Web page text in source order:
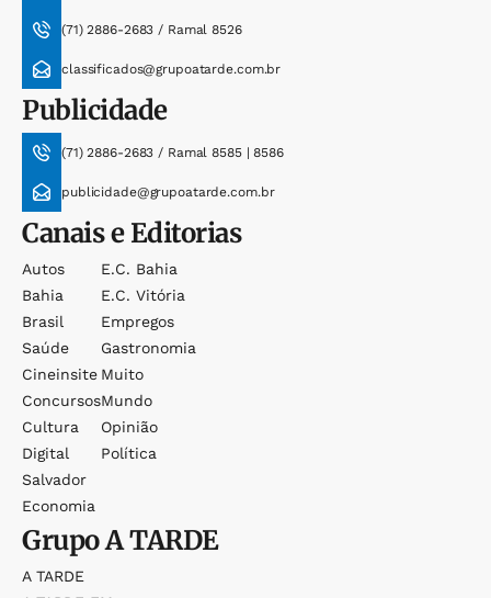
(71) 2886-2683 / Ramal 8526
classificados@grupoatarde.com.br
Publicidade
(71) 2886-2683 / Ramal 8585 | 8586
publicidade@grupoatarde.com.br
Canais e Editorias
Autos
Bahia
Brasil
Saúde
Cineinsite
Concursos
Cultura
Digital
Salvador
Economia
E.c. Bahia
E.c. Vitória
Empregos
Gastronomia
Muito
Mundo
Opinião
Política
GrupoA TARDE
A TARDE